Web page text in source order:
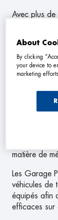
Avec plus
la France,
Des
proposent
et
révisions
matière de
Les Garage
véhicules de
équipés afin
efficaces sur
About
By clicking
your device to
marketing efforts.